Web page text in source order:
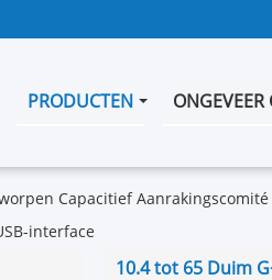
PRODUCTEN ONGEVEER
Capacitief Aanrakingscomité
interface
10.4 tot 65 Duim